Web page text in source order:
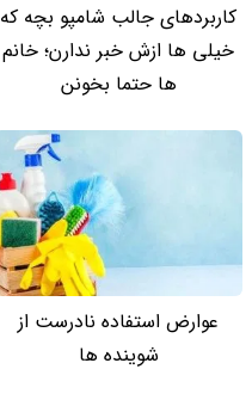
کاربردهای جالب شامپو بچه که
خیلی ها ازش خبر ندارن؛ خانم
ها حتما بخونن
عوارض استفاده نادرست از
شوینده ها